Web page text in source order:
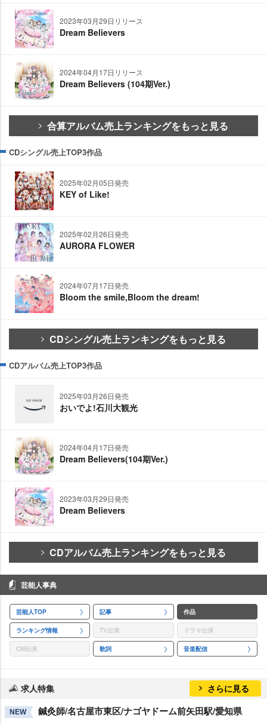
2023年03月29日リリース
Dream Believers
2024年04月17日リリース
Dream Believers (104期Ver.)
合算アルバム売上ランキングをもっと見る
CDシングル売上TOP3作品
2025年02月05日発売
KEY of Like!
2025年02月26日発売
AURORA FLOWER
2024年07月17日発売
Bloom the smile,Bloom the dream!
CDシングル売上ランキングをもっと見る
CDアルバム売上TOP3作品
2025年03月26日発売
おいでよ!石川大観光
2024年04月17日発売
Dream Believers(104期Ver.)
2023年03月29日発売
Dream Believers
CDアルバム売上ランキングをもっと見る
芸能人事典
芸能人TOP 記事 作品
ランキング情報 TV出演 ドラマ出演
CM出演 歌詞 音楽配信
求人特集 さらに見る
NEW 鍼灸師/名古屋市東区/ナゴヤドーム前矢田駅/愛知県